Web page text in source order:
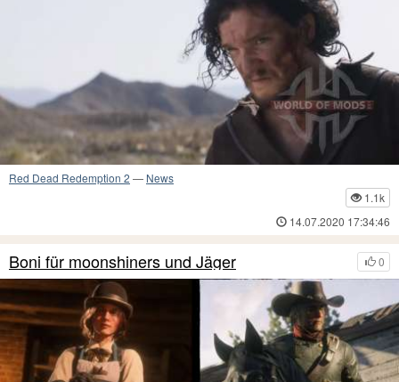
Red Dead Redemption 2 — News
1.1k
14.07.2020 17:34:46
0
Boni für moonshiners und Jäger